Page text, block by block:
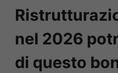
nel 2026
di questo